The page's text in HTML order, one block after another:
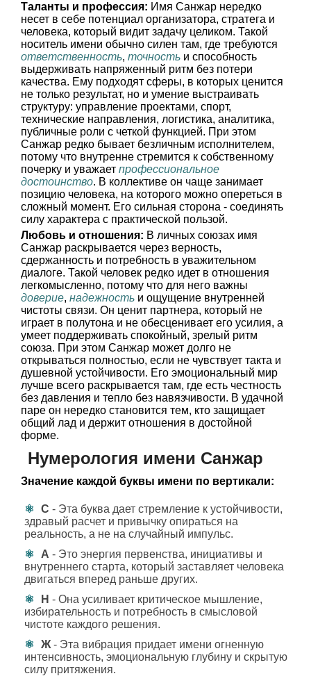
Таланты и профессия: Имя Санжар нередко
несет в себе потенциал организатора, стратега и
человека, который видит задачу целиком. Такой
носитель имени обычно силен там, где требуются
ответственность, точность и способность
выдерживать напряженный ритм без потери
качества. Ему подходят сферы, в которых ценится
не только результат, но и умение выстраивать
структуру: управление проектами, спорт,
технические направления, логистика, аналитика,
публичные роли с четкой функцией. При этом
Санжар редко бывает безличным исполнителем,
потому что внутренне стремится к собственному
почерку и уважает профессиональное
достоинство. В коллективе он чаще занимает
позицию человека, на которого можно опереться в
сложный момент. Его сильная сторона - соединять
силу характера с практической пользой.
Любовь и отношения: В личных союзах имя
Санжар раскрывается через верность,
сдержанность и потребность в уважительном
диалоге. Такой человек редко идет в отношения
легкомысленно, потому что для него важны
доверие, надежность и ощущение внутренней
чистоты связи. Он ценит партнера, который не
играет в полутона и не обесценивает его усилия, а
умеет поддерживать спокойный, зрелый ритм
союза. При этом Санжар может долго не
открываться полностью, если не чувствует такта и
душевной устойчивости. Его эмоциональный мир
лучше всего раскрывается там, где есть честность
без давления и тепло без навязчивости. В удачной
паре он нередко становится тем, кто защищает
общий лад и держит отношения в достойной
форме.
Нумерология имени Санжар
Значение каждой буквы имени по вертикали:
С - Эта буква дает стремление к устойчивости,
здравый расчет и привычку опираться на
реальность, а не на случайный импульс.
А - Это энергия первенства, инициативы и
внутреннего старта, который заставляет человека
двигаться вперед раньше других.
Н - Она усиливает критическое мышление,
избирательность и потребность в смысловой
чистоте каждого решения.
Ж - Эта вибрация придает имени огненную
интенсивность, эмоциональную глубину и скрытую
силу притяжения.